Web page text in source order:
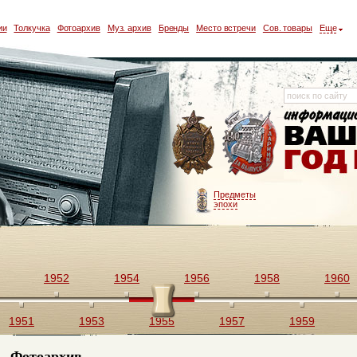
Толкучка Фотоархив Муз. архив Бренды Место встречи Сов. товары Еще
Предметы
эпохи
1951
1952
1953
1954
1955
1956
1957
1958
1959
1960